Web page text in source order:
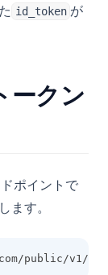
id_token が
ークン
ポイントで
ます。
public/v1/